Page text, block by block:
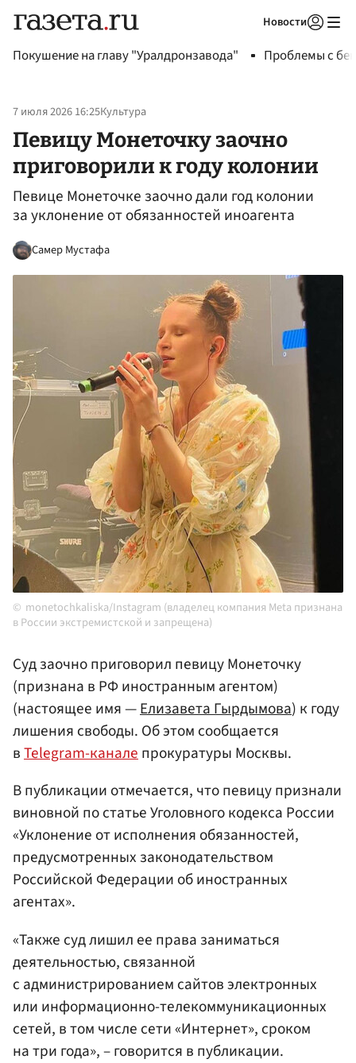
Новости
Покушение на главу "Уралдронзавода" Проблемы с
7 июля 2026 16:25Культура
Певицу Монеточку заочно
приговорили к году колонии
Певице Монеточке заочно дали год колонии
за уклонение от обязанностей иноагента
Самер Мустафа
monetochkaliska/Instagram (владелец компания Meta признана
в России экстремистской и запрещена)
Суд заочно приговорил певицу Монеточку
(признана в РФ иностранным агентом)
(настоящее имя —Елизавета Гырдымова) к году
лишения свободы. Об этом сообщается
вTelegram-каналепрокуратуры Москвы.
В публикации отмечается, что певицу признали
виновной по статье Уголовного кодекса России
«Уклонение от исполнения обязанностей,
предусмотренных законодательством
Российской Федерации об иностранных
агентах».
«Также суд лишил ее права заниматься
деятельностью, связанной
с администрированием сайтов электронных
или информационно-телекоммуникационных
сетей, в том числе сети «Интернет», сроком
на три года», – говорится в публикации.